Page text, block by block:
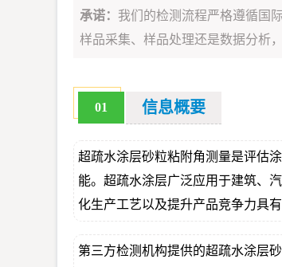
承诺： 我们的检测流程严格遵循国
样品采集、样品处理还是数据分析
01 信息概要
超疏水涂层砂粒粘附角测量是评估
能。超疏水涂层广泛应用于建筑、
化生产工艺以及提升产品竞争力具有
第三方检测机构提供的超疏水涂层